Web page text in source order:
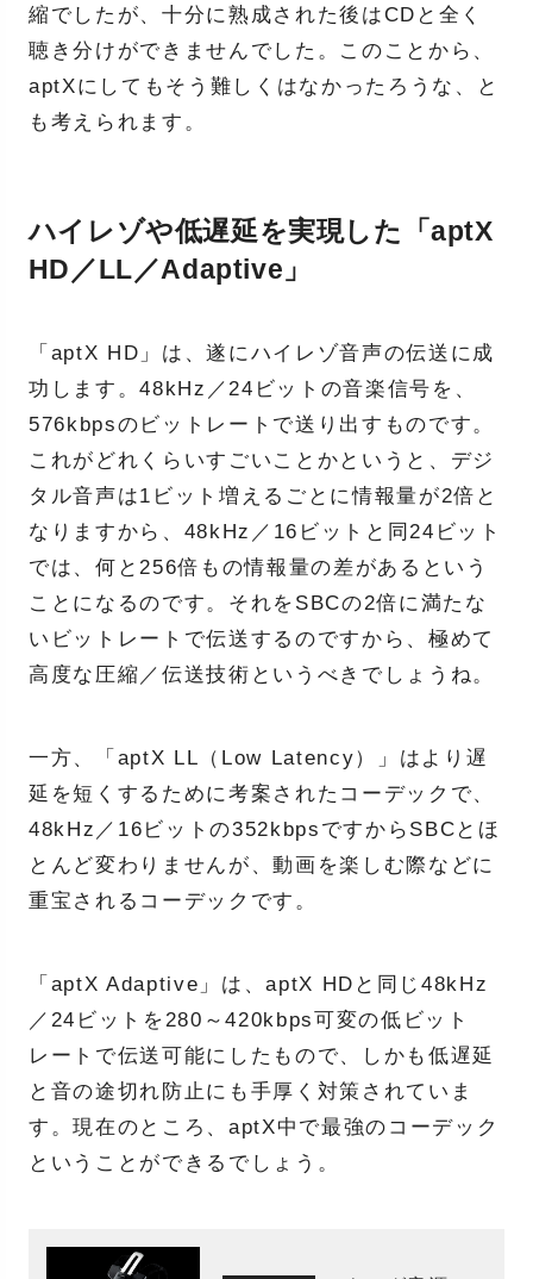
縮でしたが、十分に熟成された後はCDと全く
聴き分けができませんでした。このことから、
aptXにしてもそう難しくはなかったろうな、と
も考えられます。
ハイレゾや低遅延を実現した「aptX
HD／LL／Adaptive」
「aptX HD」は、遂にハイレゾ音声の伝送に成
功します。48kHz／24ビットの音楽信号を、
576kbpsのビットレートで送り出すものです。
これがどれくらいすごいことかというと、デジ
タル音声は1ビット増えるごとに情報量が2倍と
なりますから、48kHz／16ビットと同24ビット
では、何と256倍もの情報量の差があるという
ことになるのです。それをSBCの2倍に満たな
いビットレートで伝送するのですから、極めて
高度な圧縮／伝送技術というべきでしょうね。
一方、「aptX LL（Low Latency）」はより遅
延を短くするために考案されたコーデックで、
48kHz／16ビットの352kbpsですからSBCとほ
とんど変わりませんが、動画を楽しむ際などに
重宝されるコーデックです。
「aptX Adaptive」は、aptX HDと同じ48kHz
／24ビットを280～420kbps可変の低ビット
レートで伝送可能にしたもので、しかも低遅延
と音の途切れ防止にも手厚く対策されていま
す。現在のところ、aptX中で最強のコーデック
ということができるでしょう。